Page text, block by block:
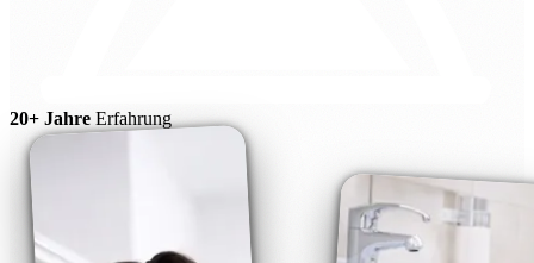
20+ Jahre Erfahrung